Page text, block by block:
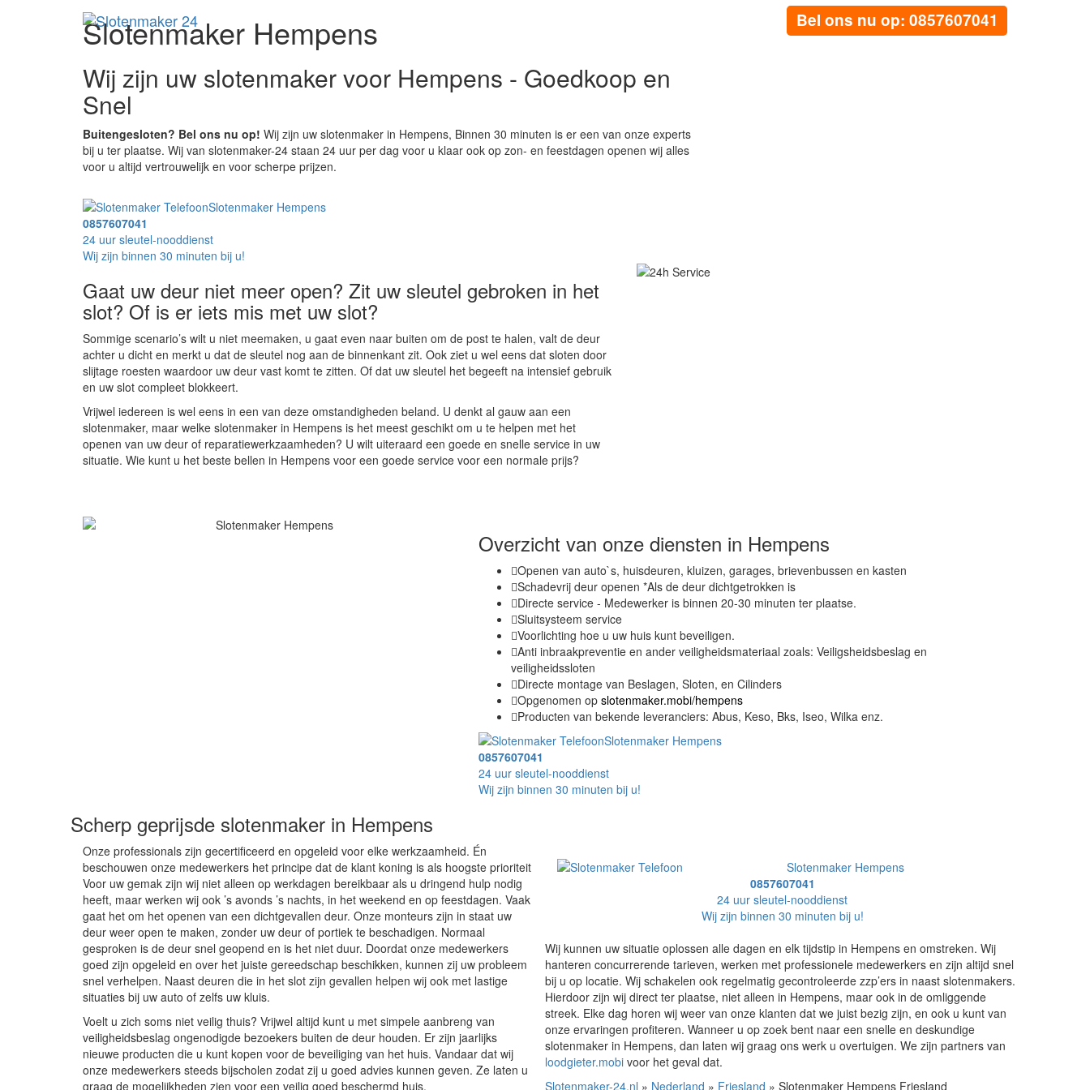
Bel ons nu op: 0857607041
Slotenmaker Hempens
Wij zijn uw slotenmaker voor Hempens - Goedkoop en
Snel
Buitengesloten? Bel ons nu op! Wij zijn uw slotenmaker in Hempens, Binnen 30 minuten is er een van onze experts
bij u ter plaatse. Wij van slotenmaker-24 staan 24 uur per dag voor u klaar ook op zon- en feestdagen openen wij alles
voor u altijd vertrouwelijk en voor scherpe prijzen.
Slotenmaker Hempens
0857607041
24 uur sleutel-nooddienst
Wij zijn binnen 30 minuten bij u!
Gaat uw deur niet meer open? Zit uw sleutel gebroken in het
slot? Of is er iets mis met uw slot?
Sommige scenario’s wilt u niet meemaken, u gaat even naar buiten om de post te halen, valt de deur
achter u dicht en merkt u dat de sleutel nog aan de binnenkant zit. Ook ziet u wel eens dat sloten door
slijtage roesten waardoor uw deur vast komt te zitten. Of dat uw sleutel het begeeft na intensief gebruik
en uw slot compleet blokkeert.
Vrijwel iedereen is wel eens in een van deze omstandigheden beland. U denkt al gauw aan een
slotenmaker, maar welke slotenmaker in Hempens is het meest geschikt om u te helpen met het
openen van uw deur of reparatiewerkzaamheden? U wilt uiteraard een goede en snelle service in uw
situatie. Wie kunt u het beste bellen in Hempens voor een goede service voor een normale prijs?
Overzicht van onze diensten in Hempens
Openen van auto`s, huisdeuren, kluizen, garages, brievenbussen en kasten
Schadevrij deur openen *Als de deur dichtgetrokken is
Directe service - Medewerker is binnen 20-30 minuten ter plaatse.
Sluitsysteem service
Voorlichting hoe u uw huis kunt beveiligen.
Anti inbraakpreventie en ander veiligheidsmateriaal zoals: Veiligsheidsbeslag en
veiligheidssloten
Directe montage van Beslagen, Sloten, en Cilinders
Opgenomen op slotenmaker.mobi/hempens
Producten van bekende leveranciers: Abus, Keso, Bks, Iseo, Wilka enz.
Slotenmaker Hempens
0857607041
24 uur sleutel-nooddienst
Wij zijn binnen 30 minuten bij u!
Scherp geprijsde slotenmaker in Hempens
Onze professionals zijn gecertificeerd en opgeleid voor elke werkzaamheid. Én
beschouwen onze medewerkers het principe dat de klant koning is als hoogste prioriteit
Voor uw gemak zijn wij niet alleen op werkdagen bereikbaar als u dringend hulp nodig
heeft, maar werken wij ook ’s avonds ’s nachts, in het weekend en op feestdagen. Vaak
gaat het om het openen van een dichtgevallen deur. Onze monteurs zijn in staat uw
deur weer open te maken, zonder uw deur of portiek te beschadigen. Normaal
gesproken is de deur snel geopend en is het niet duur. Doordat onze medewerkers
goed zijn opgeleid en over het juiste gereedschap beschikken, kunnen zij uw probleem
snel verhelpen. Naast deuren die in het slot zijn gevallen helpen wij ook met lastige
situaties bij uw auto of zelfs uw kluis.
Voelt u zich soms niet veilig thuis? Vrijwel altijd kunt u met simpele aanbreng van
veiligheidsbeslag ongenodigde bezoekers buiten de deur houden. Er zijn jaarlijks
nieuwe producten die u kunt kopen voor de beveiliging van het huis. Vandaar dat wij
onze medewerkers steeds bijscholen zodat zij u goed advies kunnen geven. Ze laten u
graag de mogelijkheden zien voor een veilig goed beschermd huis.
Slotenmaker Hempens
0857607041
24 uur sleutel-nooddienst
Wij zijn binnen 30 minuten bij u!
Wij kunnen uw situatie oplossen alle dagen en elk tijdstip in Hempens en omstreken. Wij
hanteren concurrerende tarieven, werken met professionele medewerkers en zijn altijd snel
bij u op locatie. Wij schakelen ook regelmatig gecontroleerde zzp’ers in naast slotenmakers.
Hierdoor zijn wij direct ter plaatse, niet alleen in Hempens, maar ook in de omliggende
streek. Elke dag horen wij weer van onze klanten dat we juist bezig zijn, en ook u kunt van
onze ervaringen profiteren. Wanneer u op zoek bent naar een snelle en deskundige
slotenmaker in Hempens, dan laten wij graag ons werk u overtuigen. We zijn partners van
loodgieter.mobi voor het geval dat.
Slotenmaker-24.nl » Nederland » Friesland » Slotenmaker Hempens Friesland